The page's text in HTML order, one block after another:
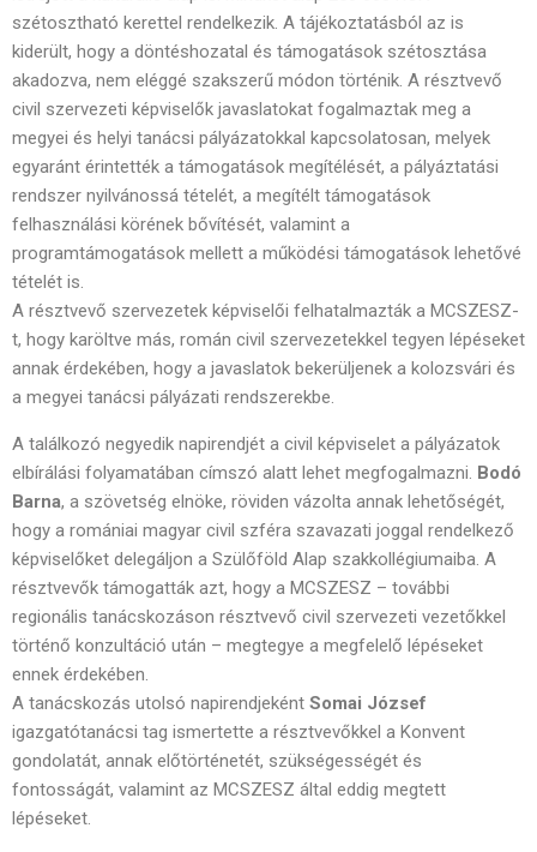
szétosztható kerettel rendelkezik. A tájékoztatásból az is
kiderült, hogy a döntéshozatal és támogatások szétosztása
akadozva, nem eléggé szakszerű módon történik. A résztvevő
civil szervezeti képviselők javaslatokat fogalmaztak meg a
megyei és helyi tanácsi pályázatokkal kapcsolatosan, melyek
egyaránt érintették a támogatások megítélését, a pályáztatási
rendszer nyilvánossá tételét, a megítélt támogatások
felhasználási körének bővítését, valamint a
programtámogatások mellett a működési támogatások lehetővé
tételét is.
A résztvevő szervezetek képviselői felhatalmazták a MCSZESZ-
t, hogy karöltve más, román civil szervezetekkel tegyen lépéseket
annak érdekében, hogy a javaslatok bekerüljenek a kolozsvári és
a megyei tanácsi pályázati rendszerekbe.
A találkozó negyedik napirendjét a civil képviselet a pályázatok
elbírálási folyamatában címszó alatt lehet megfogalmazni. Bodó
Barna, a szövetség elnöke, röviden vázolta annak lehetőségét,
hogy a romániai magyar civil szféra szavazati joggal rendelkező
képviselőket delegáljon a Szülőföld Alap szakkollégiumaiba. A
résztvevők támogatták azt, hogy a MCSZESZ – további
regionális tanácskozáson résztvevő civil szervezeti vezetőkkel
történő konzultáció után – megtegye a megfelelő lépéseket
ennek érdekében.
A tanácskozás utolsó napirendjeként Somai József
igazgatótanácsi tag ismertette a résztvevőkkel a Konvent
gondolatát, annak előtörténetét, szükségességét és
fontosságát, valamint az MCSZESZ által eddig megtett
lépéseket.